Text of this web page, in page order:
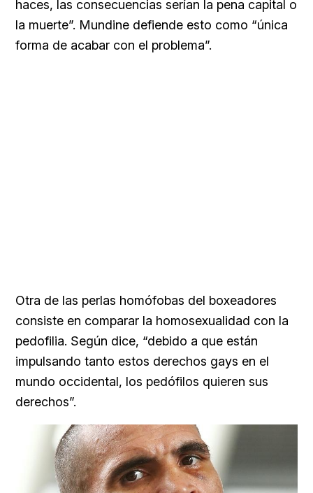
haces, las consecuencias serían la pena capital o
la muerte”. Mundine defiende esto como “única
forma de acabar con el problema”.
Otra de las perlas homófobas del boxeadores
consiste en comparar la homosexualidad con la
pedofilia. Según dice, “debido a que están
impulsando tanto estos derechos gays en el
mundo occidental, los pedófilos quieren sus
derechos”.